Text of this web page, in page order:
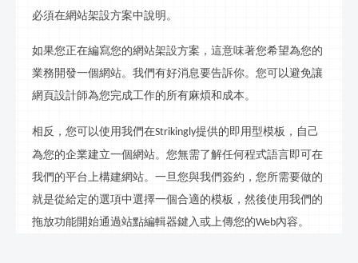
必須在網站架設方案中說明。
如果您正在編寫您的網站架設方案，這意味著您希望為您的
業務開發一個網站。我們有好消息要告訴你。您可以避免讓
網頁設計師為您完成工作的所有麻煩和成本。
相反，您可以使用我們在Strikingly提供的即用型模板，自己
為您的企業建立一個網站。您無需了解任何程式語言即可在
我們的平台上構建網站。一旦您與我們簽約，您所需要做的
就是從給定的選項中選擇一個合適的模板，然後使用我們的
拖放功能開始通過站點編輯器鍵入或上傳您的Web內容。